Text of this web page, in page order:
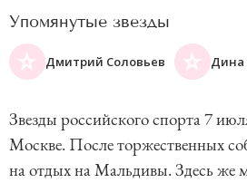
Упомянутые звезды
Дмитрий Соловьев Дина
Звезды российского спорта 7
Москве. После торжественных
на отдых на Мальдивы. Здесь же